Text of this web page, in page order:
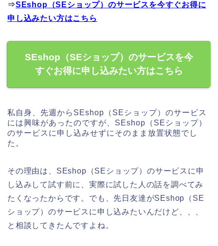
⇒SEshop（SEショップ）のサービスを今すぐお得に
申し込みたい方はこちら
SEshop（SEショップ）のサービスを今
すぐお得に申し込みたい方はこちら
私自身、先週からSEshop（SEショップ）のサービス
には興味があったのですが、SEshop（SEショップ）
のサービスに申し込みせずにそのまま放置状態でし
た。
その理由は、SEshop（SEショップ）のサービスに申
し込みして試す前に、実際に試した人の話を調べてみ
たくなったからです。でも、先日友達がSEshop（SE
ショップ）のサービスに申し込みたいんだけど、、、
と相談してきたんですよね。